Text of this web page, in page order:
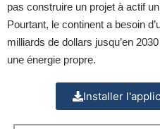
pas construire un projet à actif
Pourtant, le continent a besoin
milliards de dollars jusqu’en
une énergie propre.
Installer